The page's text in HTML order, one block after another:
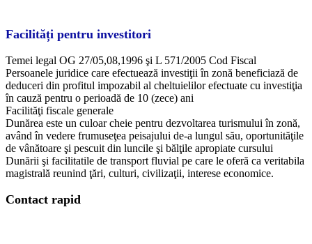
Facilități pentru investitori
Temei legal OG 27/05,08,1996 şi L 571/2005 Cod Fiscal
Persoanele juridice care efectuează investiţii în zonă beneficiază de
deduceri din profitul impozabil al cheltuielilor efectuate cu investiţia
în cauză pentru o perioadă de 10 (zece) ani
Facilităţi fiscale generale
Dunărea este un culoar cheie pentru dezvoltarea turismului în zonă,
având în vedere frumuseţea peisajului de-a lungul său, oportunităţile
de vânătoare şi pescuit din luncile şi bălţile apropiate cursului
Dunării şi facilitatile de transport fluvial pe care le oferă ca veritabila
magistrală reunind ţări, culturi, civilizaţii, interese economice.
Contact rapid